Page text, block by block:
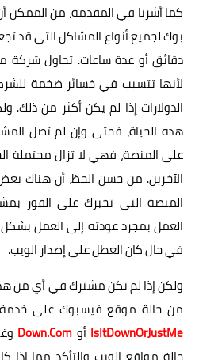
كما أشرنا في المقدمة، من
بوك لجميع أنواع المشاكل التي قد
دقائق أو عدة ساعات. تحاول شركة
لأنها تتسبب في خسائر ضخمة
الدولارات إذا لم يكن أكثر من
هذه الحياة، فحتى وإن لم تصل
على المنصة، فهي لا تزال
الآخرين. من حسن الحظ، أن هناك
المنصة التي تخبرك على الفور
العمل بمجرد عودته إلى العمل
في حال كان العطل على إصدار الويب.
ولكن إذا لم تكن مشترك في أي من
من حالة موقع فيسبوك على خدمة
IsItDownOrJustMe أو Down.Com